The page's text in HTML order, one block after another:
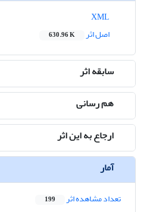
اصل اثر
630.96 K
سابقه اثر
هم رسانی
ارجاع به این اثر
آمار
تعداد مشاهده اثر 199